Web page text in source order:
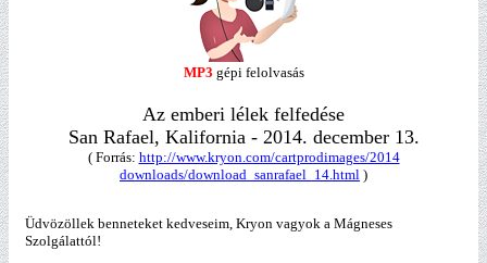
MP3 gépi felolvasás
Az emberi lélek felfedése
San Rafael, Kalifornia - 2014. december 13.
( Forrás: http://www.kryon.com/cartprodimages/2014
downloads/download_sanrafael_14.html )
Üdvözöllek benneteket kedveseim, Kryon vagyok a Mágneses
Szolgálattól!